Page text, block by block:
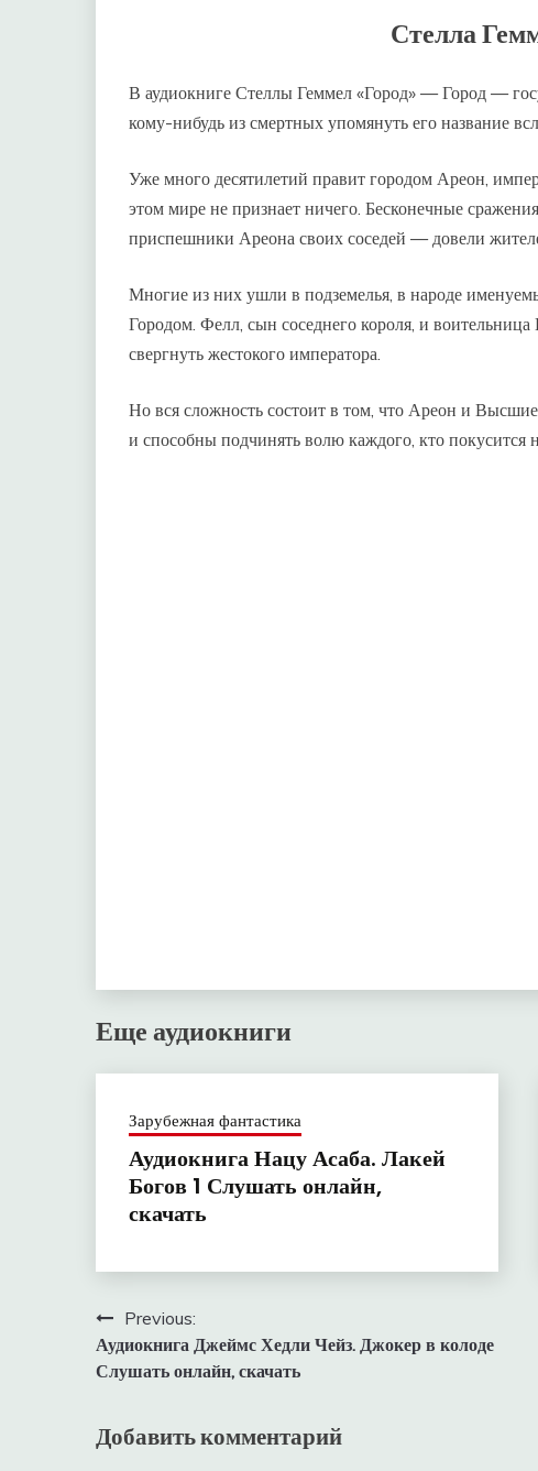
Стелла
В аудиокниге Стеллы Геммел «Город» — Город —
кому-нибудь из смертных упомянуть его название
Уже много десятилетий правит городом Ареон,
этом мире не признает ничего. Бесконечные
приспешники Ареона своих соседей — довели
Многие из них ушли в подземелья, в народе
Городом. Фелл, сын соседнего короля, и
свергнуть жестокого императора.
Но вся сложность состоит в том, что Ареон и
и способны подчинять волю каждого, кто покусится
Еще аудиокниги
Зарубежная фантастика
Аудиокнига Нацу Асаба. Лакей
Богов 1 Слушать онлайн,
скачать
Навигация
по
Previous:
Аудиокнига Джеймс Хедли Чейз. Джокер в колоде
Слушать онлайн, скачать
Добавить комментарий